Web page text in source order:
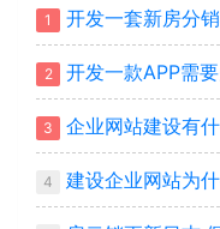
1 开发一套新房分
2 开发一款APP需
3 企业网站建设有
4 建设企业网站为